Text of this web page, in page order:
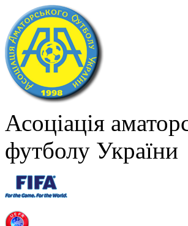
Асоціація
футболу України